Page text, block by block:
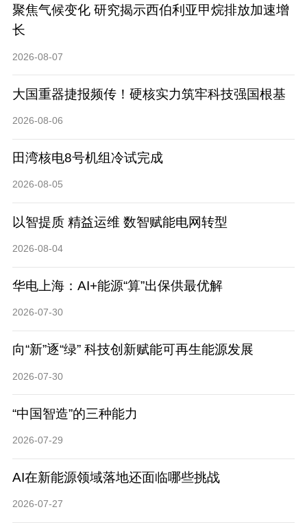
聚焦气候变化 研究揭示西伯利亚甲烷排放加速增
长
2026-08-07
大国重器捷报频传！硬核实力筑牢科技强国根基
2026-08-06
田湾核电8号机组冷试完成
2026-08-05
以智提质 精益运维 数智赋能电网转型
2026-08-04
华电上海：AI+能源“算”出保供最优解
2026-07-30
向“新”逐“绿” 科技创新赋能可再生能源发展
2026-07-30
“中国智造”的三种能力
2026-07-29
AI在新能源领域落地还面临哪些挑战
2026-07-27